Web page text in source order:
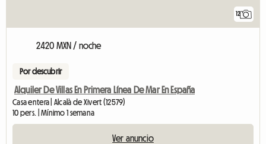
12
2420 MXN / noche
Por descubrir
Alquiler De Villas En Primera Línea De Mar En España
Casa entera | Alcalà de Xivert (12579)
10 pers. | Mínimo 1 semana
Ver anuncio